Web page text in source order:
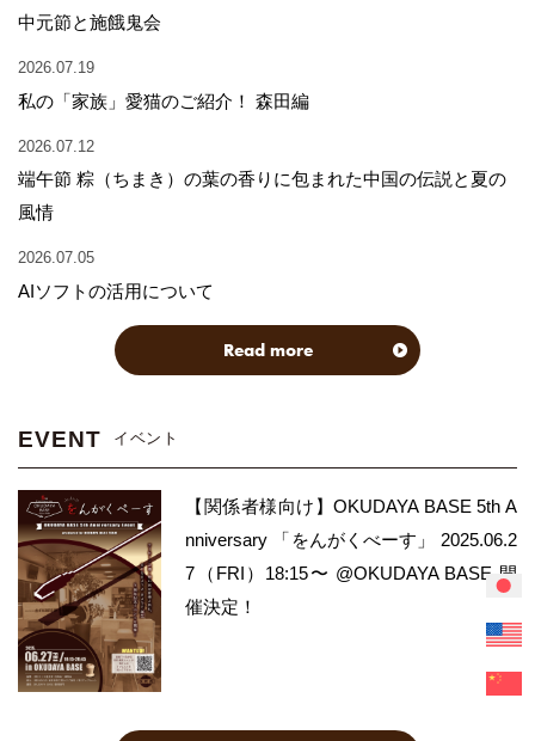
中元節と施餓鬼会
2026.07.19
私の「家族」愛猫のご紹介！ 森田編
2026.07.12
端午節 粽（ちまき）の葉の香りに包まれた中国の伝説と夏の
風情
2026.07.05
AIソフトの活用について
Read more
EVENT イベント
【関係者様向け】OKUDAYA BASE 5th A
nniversary 「をんがくべーす」 2025.06.2
7（FRI）18:15〜 @OKUDAYA BASE 開
催決定！